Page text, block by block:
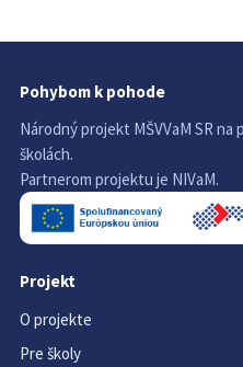
Pohybom k pohode
Národný projekt MŠVVaM SR
školách.
Partnerom projektu je NIVaM.
Projekt
O projekte
Pre školy